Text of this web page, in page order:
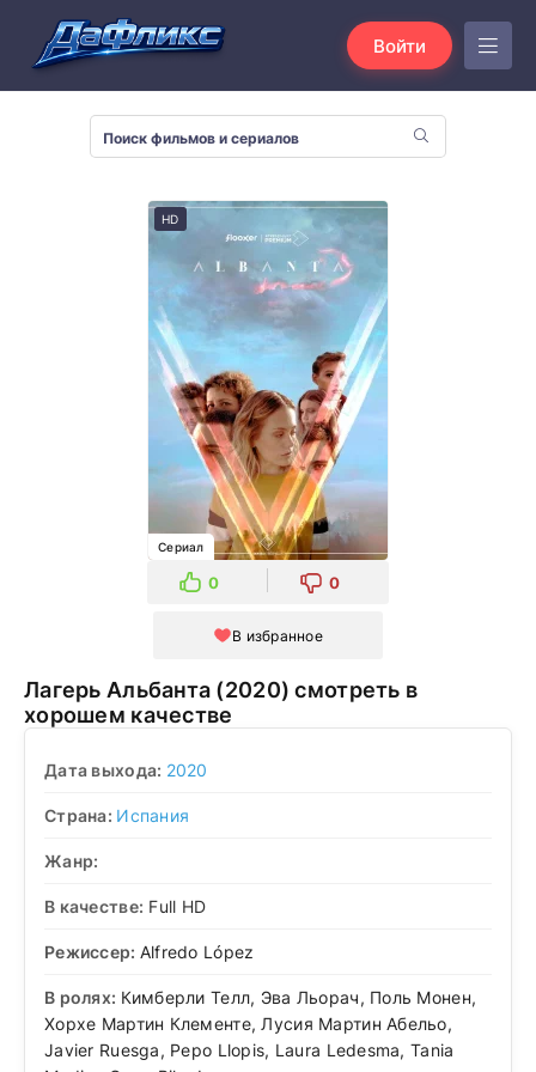
Войти
HD
Сериал
0 0
В избранное
Лагерь Альбанта (2020) смотреть в
хорошем качестве
Дата выхода: 2020
Страна: Испания
Жанр:
В качестве: Full HD
Режиссер: Alfredo López
В ролях: Кимберли Телл, Эва Льорач, Поль Монен,
Хорхе Мартин Клементе, Лусия Мартин Абельо,
Javier Ruesga, Pepo Llopis, Laura Ledesma, Tania